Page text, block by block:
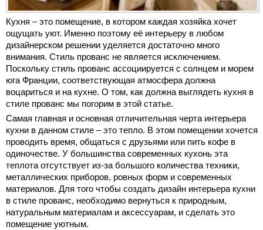
Кухня – это помещение, в котором каждая хозяйка хочет
ощущать уют. Именно поэтому её интерьеру в любом
дизайнерском решении уделяется достаточно много
внимания. Стиль прованс не является исключением.
Поскольку стиль прованс ассоциируется с солнцем и морем
юга Франции, соответствующая атмосфера должна
воцариться и на кухне. О том, как должна выглядеть кухня в
стиле прованс мы погорим в этой статье.
Самая главная и основная отличительная черта интерьера
кухни в данном стиле – это тепло. В этом помещении хочется
проводить время, общаться с друзьями или пить кофе в
одиночестве. У большинства современных кухонь эта
теплота отсутствует из-за большого количества техники,
металлических приборов, ровных форм и современных
материалов. Для того чтобы создать дизайн интерьера кухни
в стиле прованс, необходимо вернуться к природным,
натуральным материалам и аксессуарам, и сделать это
помещение уютным.